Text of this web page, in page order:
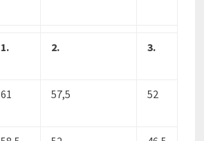
1. 2. 3.
61 57,5 52